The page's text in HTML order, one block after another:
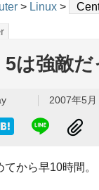
> Linux >
5は強敵
2007年5
から早10時間。